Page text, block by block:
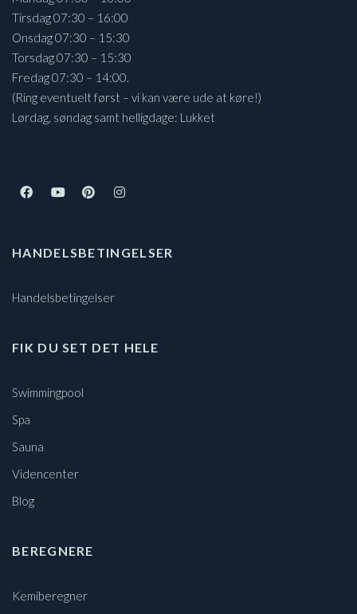
Tirsdag 07:30 – 16:00
Onsdag 07:30 – 15:30
Torsdag 07:30 – 15:30
Fredag 07:30 – 14:00.
(Ring eventuelt først – vi kan være ude at køre!)
Lørdag, søndag samt helligdage: Lukket
HANDELSBETINGELSER
Handelsbetingelser
FIK DU SET DET HELE
Swimmingpool
Spa
Sauna
Videncenter
Blog
BEREGNERE
Kemiberegner